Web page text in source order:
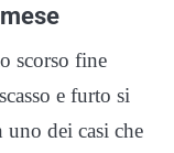
scorso fine
e furto si
dei casi che